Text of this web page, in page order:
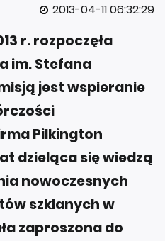
2013-04-11 06:32:29
r. rozpoczęła
im. Stefana
jest wspieranie
Pilkington
dzieląca się wiedzą
nowoczesnych
szklanych w
zaproszona do